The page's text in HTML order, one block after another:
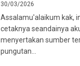
30/03/2026
Assalamu'alaikum kak,
cetaknya seandainya
menyertakan sumber
pungutan…